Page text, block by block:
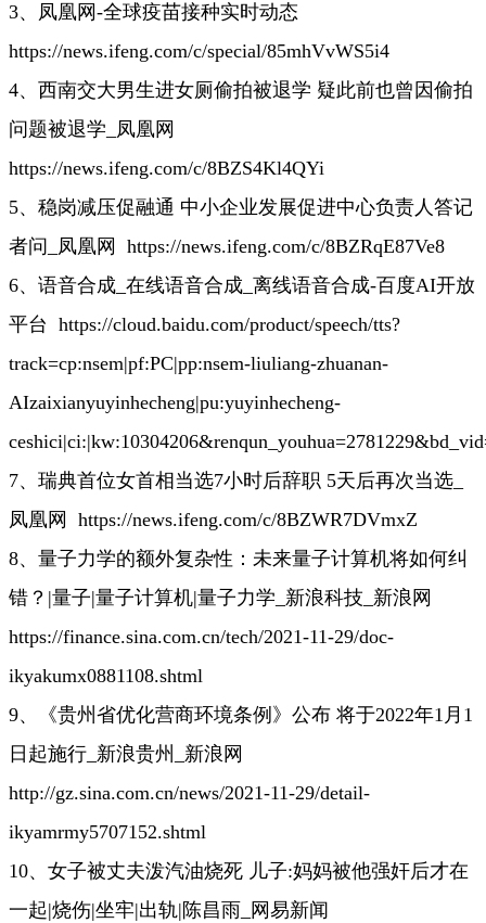
3、凤凰网-全球疫苗接种实时动态
https://news.ifeng.com/c/special/85mhVvWS5i4
4、西南交大男生进女厕偷拍被退学 疑此前也曾因偷拍
问题被退学_凤凰网
https://news.ifeng.com/c/8BZS4Kl4QYi
5、稳岗减压促融通 中小企业发展促进中心负责人答记
者问_凤凰网 https://news.ifeng.com/c/8BZRqE87Ve8
6、语音合成_在线语音合成_离线语音合成-百度AI开放
平台 https://cloud.baidu.com/product/speech/tts?
track=cp:nsem|pf:PC|pp:nsem-liuliang-zhuanan-
AIzaixianyuyinhecheng|pu:yuyinhecheng-
7、瑞典首位女首相当选7小时后辞职 5天后再次当选_
凤凰网 https://news.ifeng.com/c/8BZWR7DVmxZ
8、量子力学的额外复杂性：未来量子计算机将如何纠
错？|量子|量子计算机|量子力学_新浪科技_新浪网
https://finance.sina.com.cn/tech/2021-11-29/doc-
ikyakumx0881108.shtml
9、《贵州省优化营商环境条例》公布 将于2022年1月1
日起施行_新浪贵州_新浪网
http://gz.sina.com.cn/news/2021-11-29/detail-
ikyamrmy5707152.shtml
10、女子被丈夫泼汽油烧死 儿子:妈妈被他强奸后才在
一起|烧伤|坐牢|出轨|陈昌雨_网易新闻